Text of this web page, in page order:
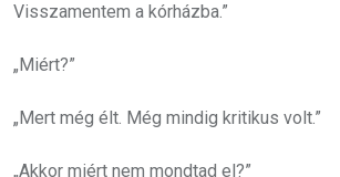
Visszamentem a kórházba.”
„Miért?”
„Mert még élt. Még mindig kritikus volt.”
„Akkor miért nem mondtad el?”